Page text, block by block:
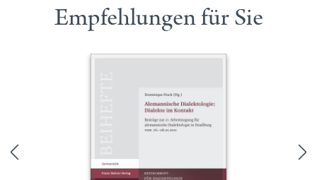
Empfehlungen für Sie